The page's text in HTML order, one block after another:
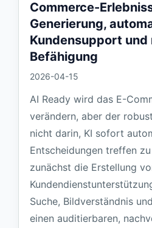
Commerce-
Generierung,
Kundensupport und
Befähigung
2026-04-15
AI Ready wird das E-
verändern, aber der
nicht darin, KI sofort
Entscheidungen treffen
zunächst die Erstellung
Suche, Bildverständnis
einen auditierbaren,